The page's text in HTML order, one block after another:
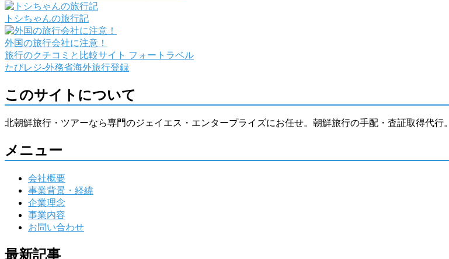
トシちゃんの旅行記
外国の旅行会社に注意！
旅行のクチコミと比較サイト フォートラベル
たびレジ-外務省海外旅行登録
このサイトについて
北朝鮮旅行・ツアーなら専門のジェイエス・エンタープライズにお任せ。朝鮮旅行の手配・査証取得代行。
メニュー
会社概要
事業背景・経緯
企業理念
事業内容
お問い合わせ
最新記事